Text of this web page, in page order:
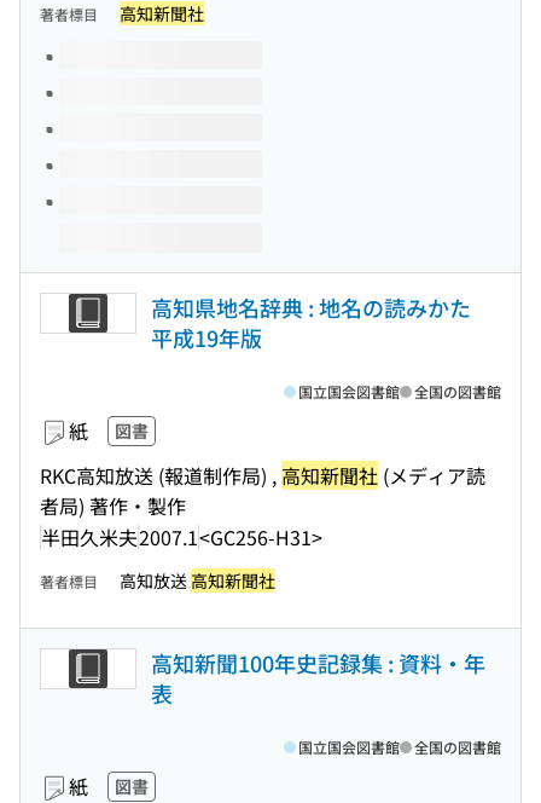
著者標目 高知新聞社
このタイトルの巻号
高知県地名辞典 : 地名の読みかた
平成19年版
紙 図書
RKC高知放送 (報道制作局) , 高知新聞社 (メディア読
者局) 著作・製作
半田久米夫2007.1<GC256-H31>
国立国会図書館 全国の図書館
著者標目 高知放送 高知新聞社
高知新聞100年史記録集 : 資料・年
表
紙 図書
国立国会図書館 全国の図書館